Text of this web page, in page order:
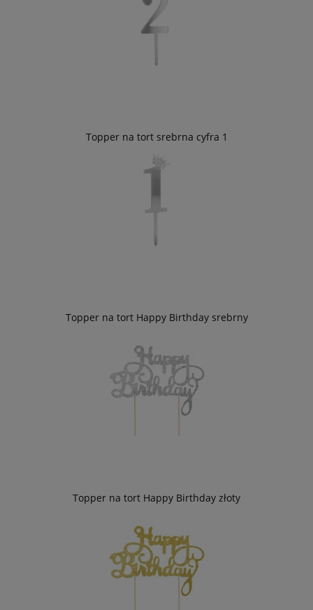
Topper na tort srebrna cyfra 1
Topper na tort Happy Birthday srebrny
Topper na tort Happy Birthday złoty